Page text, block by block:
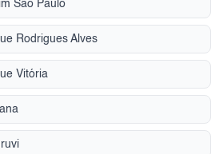
São Paulo
Rodrigues Alves
Vitória